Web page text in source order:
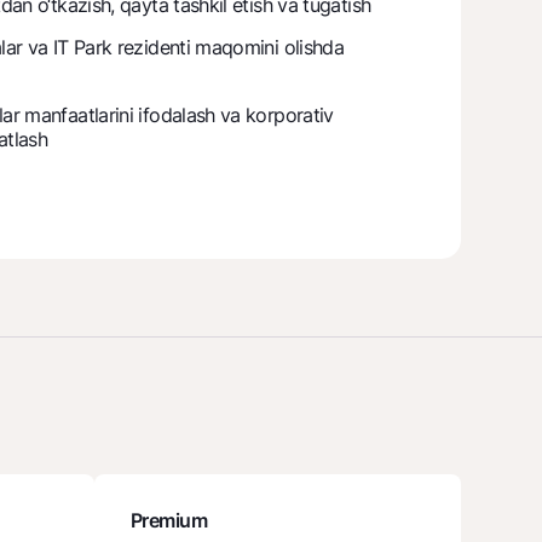
va IT Park rezidenti maqomini olishda
manfaatlarini ifodalash va korporativ
Premium